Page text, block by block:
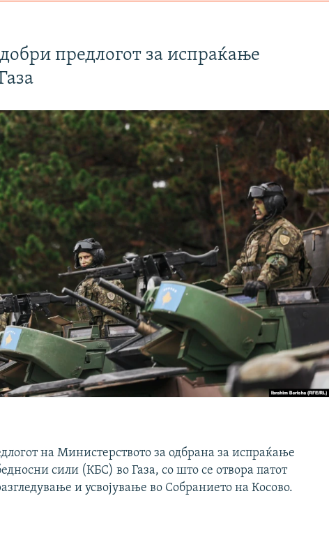
предлогот за испраќање
на Министерството за одбрана за испраќање
сили (КБС) во Газа, со што се отвора патот
и усвојување во Собранието на Косово.